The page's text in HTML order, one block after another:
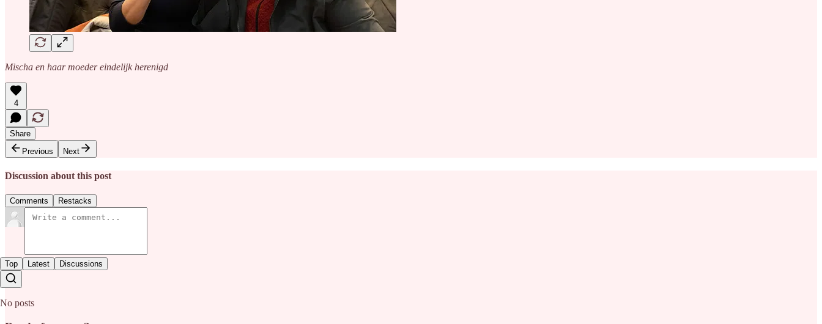
Mischa en haar moeder eindelijk herenigd
4
Share
Previous
Next
Discussion about this post
Comments Restacks
Top Latest Discussions
No posts